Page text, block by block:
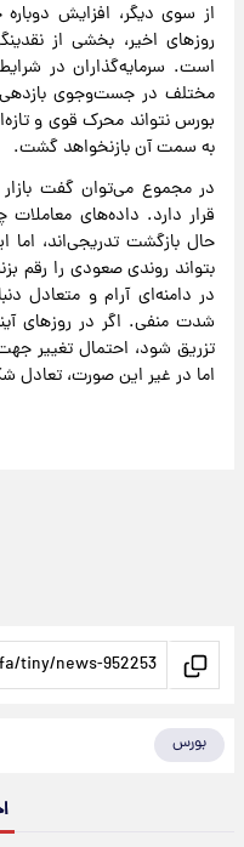
از سوی دیگر، افزایش دوباره
روزهای اخیر، بخشی از
است. سرمایه‌گذاران در شرایط
مختلف در جست‌وجوی بازدهی
بورس نتواند محرک قوی و
به سمت آن بازنخواهد گشت.
در مجموع می‌توان گفت بازار
قرار دارد. داده‌های معاملات
حال بازگشت تدریجی‌اند، اما
بتواند روندی صعودی را رقم
در دامنه‌ای آرام و متعادل
شدت منفی. اگر در روزهای
تزریق شود، احتمال تغییر
اما در غیر این صورت، تعادل
بورس